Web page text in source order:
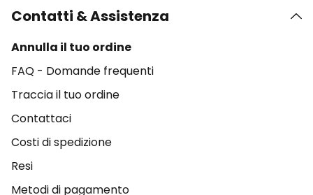
Contatti & Assistenza
Annulla il tuo ordine
FAQ - Domande frequenti
Traccia il tuo ordine
Contattaci
Costi di spedizione
Resi
Metodi di pagamento